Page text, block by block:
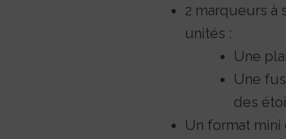
2 marqueurs à
unités :
Une
Une
des
Un format